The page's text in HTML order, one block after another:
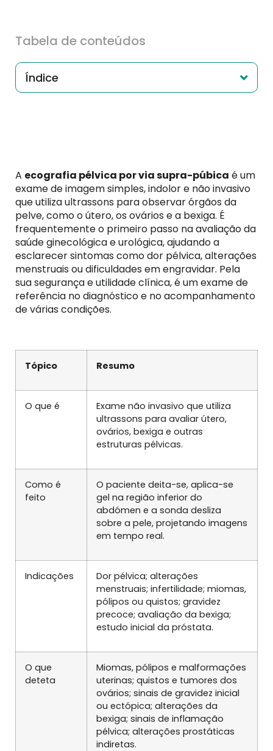
Tabela de conteúdos
Índice
A ecografia pélvica por via supra-púbica é um
exame de imagem simples, indolor e não invasivo
que utiliza ultrassons para observar órgãos da
pelve, como o útero, os ovários e a bexiga. É
frequentemente o primeiro passo na avaliação da
saúde ginecológica e urológica, ajudando a
esclarecer sintomas como dor pélvica, alterações
menstruais ou dificuldades em engravidar. Pela
sua segurança e utilidade clínica, é um exame de
referência no diagnóstico e no acompanhamento
de várias condições.
Tópico Resumo
O que é
Exame não invasivo que utiliza
ultrassons para avaliar útero,
ovários, bexiga e outras
estruturas pélvicas.
Como é
feito
O paciente deita-se, aplica-se
gel na região inferior do
abdómen e a sonda desliza
sobre a pele, projetando imagens
em tempo real.
Indicações
Dor pélvica; alterações
menstruais; infertilidade; miomas,
pólipos ou quistos; gravidez
precoce; avaliação da bexiga;
estudo inicial da próstata.
O que
deteta
Miomas, pólipos e malformações
uterinas; quistos e tumores dos
ovários; sinais de gravidez inicial
ou ectópica; alterações da
bexiga; sinais de inflamação
pélvica; alterações prostáticas
indiretas.